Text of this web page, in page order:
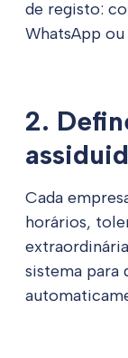
de registo:
WhatsApp
2.
Cada
horários,
sistema para